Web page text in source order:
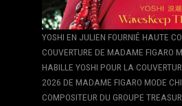
YOSHI EN JULIEN FOURNIÉ HAUTE
COUVERTURE DE MADAME FIGARO
HABILLE YOSHI POUR LA
2026 DE MADAME FIGARO MODE
COMPOSITEUR DU GROUPE